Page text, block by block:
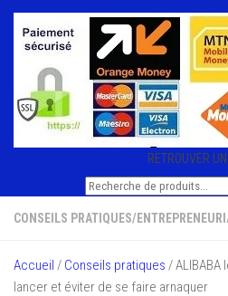
RETROUVER
Recherche
CONSEILS PRATIQUES/
Accueil / Conseils pratiques /
lancer et éviter de se faire arnaquer